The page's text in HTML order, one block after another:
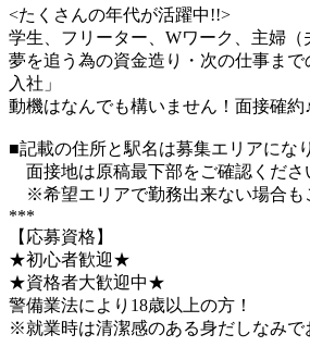
<たくさんの年代が活躍中!!>
学生、フリーター、Wワーク、主婦
夢を追う為の資金造り・次の仕事ま
入社」
動機はなんでも構いません！面接確約
■記載の住所と駅名は募集エリアにな
面接地は原稿最下部をご確認くださ
※希望エリアで勤務出来ない場合も
***
【応募資格】
★初心者歓迎★
★資格者大歓迎中★
警備業法により18歳以上の方！
※就業時は清潔感のある身だしなみで